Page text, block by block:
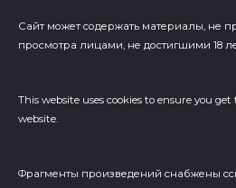
Сайт может содержать материалы, не
просмотра лицами, не достигшими 18
This website uses cookies to ensure you
website.
Фрагменты произведений cнабжены